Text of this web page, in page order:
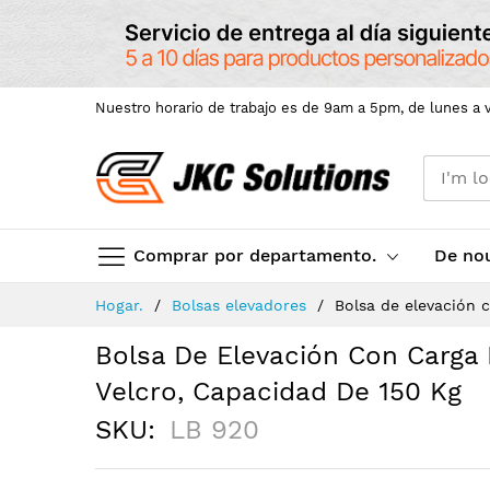
Nuestro horario de trabajo es de 9am a 5pm, de lunes a
Comprar por departamento. De
Hogar. Bolsas elevadores Bolsa de elevación
Bolsa De Elevación Con
Velcro, Capacidad De 150 Kg
SKU
LB 920